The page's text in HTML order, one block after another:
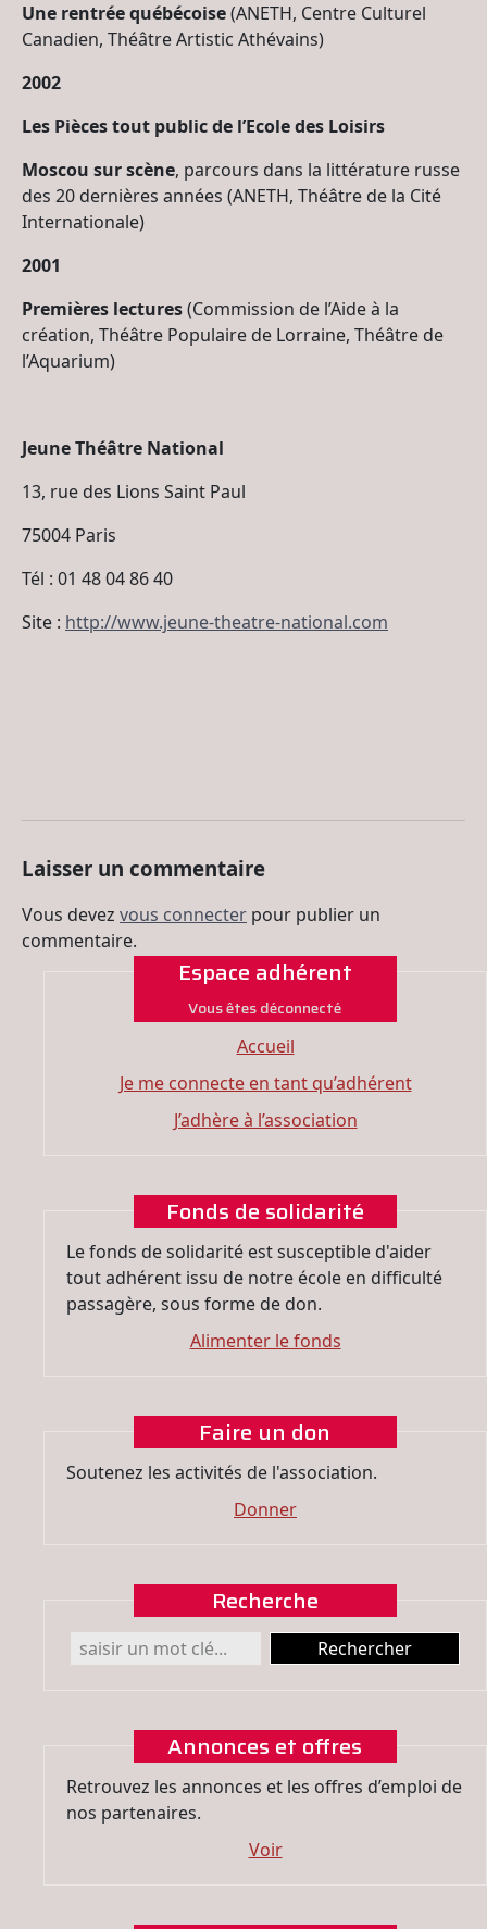
Une rentrée québécoise(ANETH, Centre Culturel
Canadien, Théâtre Artistic Athévains)
2002
Les Pièces tout public de l’Ecole des Loisirs
Moscou sur scène, parcours dans la littérature russe
des 20 dernières années (ANETH, Théâtre de la Cité
Internationale)
2001
Premières lectures(Commission de l’Aide à la
création, Théâtre Populaire de Lorraine, Théâtre de
l’Aquarium)
Jeune Théâtre National
13, rue des Lions Saint Paul
75004 Paris
Tél : 01 48 04 86 40
Site : http://www.jeune-theatre-national.com
Laisser un commentaire
Vous devez vous connecter pour publier un
commentaire.
Espace adhérent
Vous êtes déconnecté
Accueil
Je me connecte en tant qu’adhérent
J’adhère à l’association
Fonds de solidarité
Le fonds de solidarité est susceptible d'aider
tout adhérent issu de notre école en difficulté
passagère, sous forme de don.
Alimenter le fonds
Faire un don
Soutenez les activités de l'association.
Donner
Recherche
Annonces et offres
Retrouvez les annonces et les offres d’emploi de
nos partenaires.
Voir